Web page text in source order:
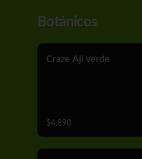
Botánicos
Craze Ají verde
$4.890